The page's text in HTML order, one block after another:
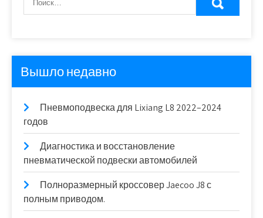
Вышло недавно
Пневмоподвеска для Lixiang L8 2022–2024
годов
Диагностика и восстановление
пневматической подвески автомобилей
Полноразмерный кроссовер Jaecoo J8 с
полным приводом.